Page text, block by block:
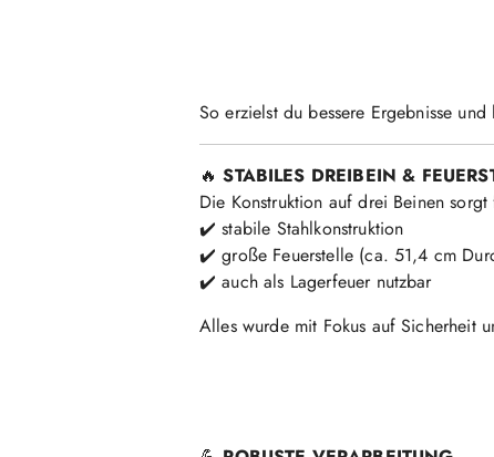
So erzielst du bessere Ergebnisse
🔥 STABILES DREIBEIN &
Die Konstruktion auf drei Beinen
✔️ stabile Stahlkonstruktion
✔️ große Feuerstelle (ca. 51,4 cm
✔️ auch als Lagerfeuer nutzbar
Alles wurde mit Fokus auf Sicherheit